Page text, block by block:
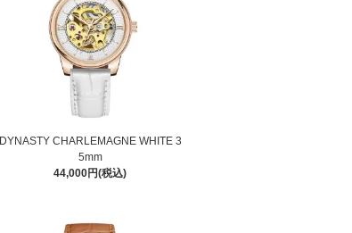
DYNASTY CHARLEMAGNE WHITE 3
5mm
44,000円(税込)